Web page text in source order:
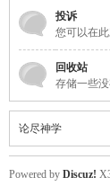
投诉
您可以在
回收站
存储一些
论尽神学
Powered by Discuz!